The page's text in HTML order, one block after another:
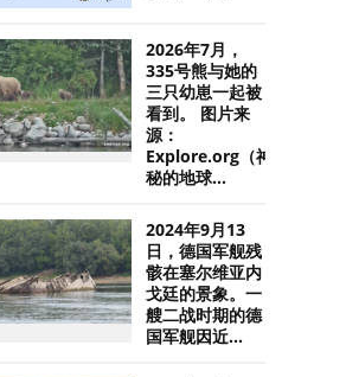
2026年7月，
335号熊与她的
三只幼崽一起被
看到。 图片来
源：
Explore.org（神
秘的地球...
2024年9月13
日，德国军舰残
骸在塞尔维亚内
戈廷的景象。一
艘二战时期的德
国军舰因近...